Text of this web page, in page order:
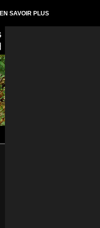
EN SAVOIR PLUS